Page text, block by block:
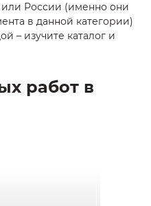
или России (именно они
в данной категории)
– изучите каталог и
работ в